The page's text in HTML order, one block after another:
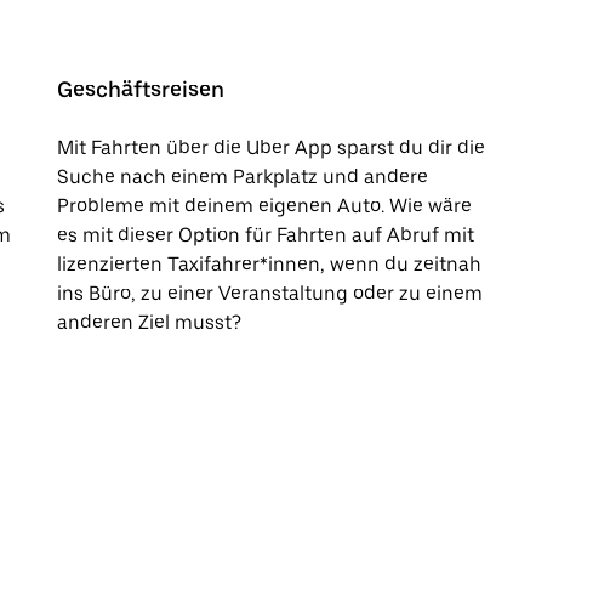
Geschäftsreisen
Mit Fahrten über die Uber App sparst du dir die
Suche nach einem Parkplatz und andere
Probleme mit deinem eigenen Auto. Wie wäre
es mit dieser Option für Fahrten auf Abruf mit
lizenzierten Taxifahrer*innen, wenn du zeitnah
ins Büro, zu einer Veranstaltung oder zu einem
anderen Ziel musst?